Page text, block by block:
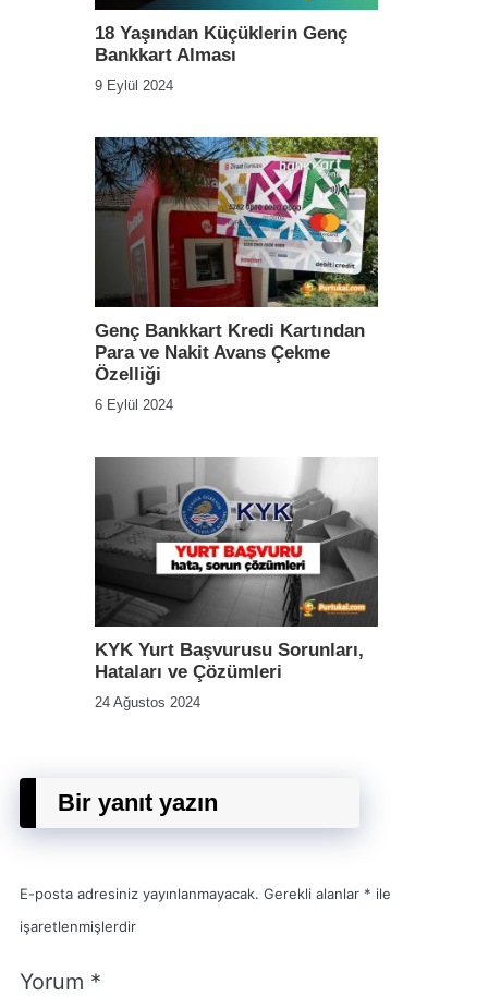
18 Yaşından Küçüklerin Genç
Bankkart Alması
9 Eylül 2024
Genç Bankkart Kredi Kartından
Para ve Nakit Avans Çekme
Özelliği
6 Eylül 2024
KYK Yurt Başvurusu Sorunları,
Hataları ve Çözümleri
24 Ağustos 2024
Bir yanıt yazın
E-posta adresiniz yayınlanmayacak. Gerekli alanlar * ile
işaretlenmişlerdir
Yorum *